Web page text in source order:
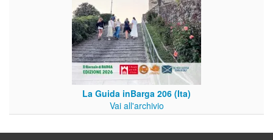
La Guida inBarga 206 (Ita)
Vai all'archivio